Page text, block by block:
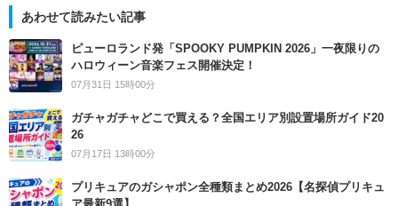
あわせて読みたい記事
ピューロランド発「SPOOKY PUMPKIN 2026」一夜限りの
ハロウィーン音楽フェス開催決定！
07月31日 15時00分
ガチャガチャどこで買える？全国エリア別設置場所ガイド20
26
07月17日 13時00分
プリキュアのガシャポン全種類まとめ2026【名探偵プリキュ